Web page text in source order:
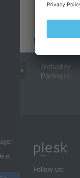
e
Uso
e le
Industry
Partners:
Follow us: